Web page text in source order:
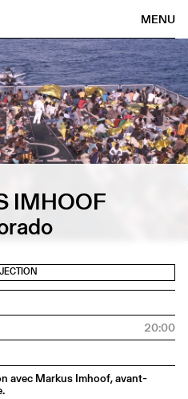
MENU
IMHOOF
20:00
avec Markus Imhoof, avant-